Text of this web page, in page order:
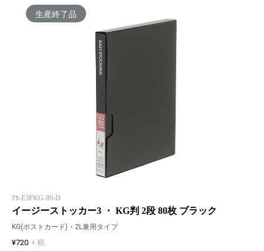
生産終了品
ｱｶ-E3PKG-80-D
イージーストッカー3 ・ KG判 2段 80枚 ブラック
KG(ポストカード)・2L兼用タイプ
¥720 + 税